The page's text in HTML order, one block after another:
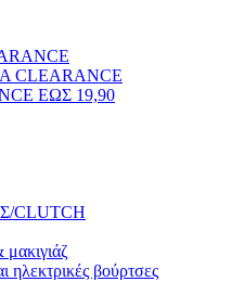
ΕΩΣ 19,90
CLUTCH
ηλεκτρικές βούρτσες